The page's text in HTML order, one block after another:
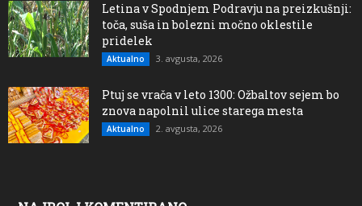
Letina v Spodnjem Podravju na preizkušnji:
toča, suša in bolezni močno oklestile
pridelek
Aktualno 3. avgusta, 2026
Ptuj se vrača v leto 1300: Ožbaltov sejem bo
znova napolnil ulice starega mesta
Aktualno 2. avgusta, 2026